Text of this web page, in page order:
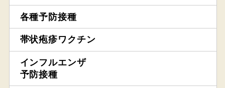
各種予防接種
帯状疱疹ワクチン
インフルエンザ
予防接種